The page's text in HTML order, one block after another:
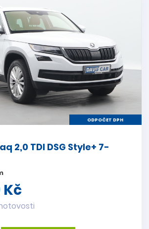
ODPOČET DPH
2,0 TDI DSG Style+ 7-
Kč